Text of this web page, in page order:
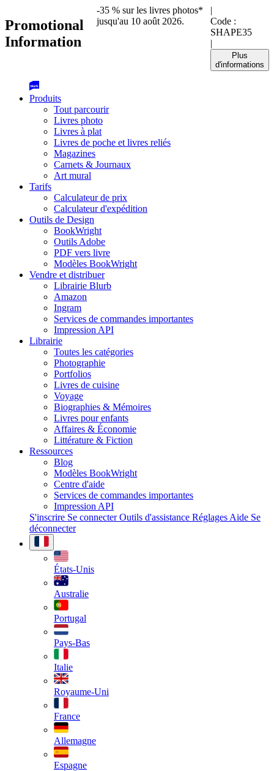
Promotional
Information
-35 % sur les livres photos*
jusqu'au 10 août 2026.
|
Code :
SHAPE35
|
Plus
d'informations
Produits
Tout parcourir
Livres photo
Livres à plat
Livres de poche et livres reliés
Magazines
Carnets & Journaux
Art mural
Tarifs
Calculateur de prix
Calculateur d'expédition
Outils de Design
BookWright
Outils Adobe
PDF vers livre
Modèles BookWright
Vendre et distribuer
Librairie Blurb
Amazon
Ingram
Services de commandes importantes
Impression API
Librairie
Toutes les catégories
Photographie
Portfolios
Livres de cuisine
Voyage
Biographies & Mémoires
Livres pour enfants
Affaires & Économie
Littérature & Fiction
Ressources
Blog
Modèles BookWright
Centre d'aide
Services de commandes importantes
Impression API
S'inscrire Se connecterOutils d'assistance Réglages Aide Se
déconnecter
États-Unis
Australie
Portugal
Pays-Bas
Italie
Royaume-Uni
France
Allemagne
Espagne